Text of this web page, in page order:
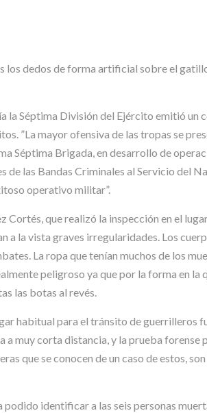
dedos de forma artificial sobre el
Séptima División del Ejército emitió un
”La mayor ofensiva de las tropas se
Séptima Brigada, en desarrollo de
las Bandas Criminales al Servicio del
operativo militar”.
que realizó la inspección en el
a la vista graves irregularidades. Los
La ropa que tenían muchos de los
peligroso ya que por la forma en la
las botas al revés.
habitual para el tránsito de guerrilleros
muy corta distancia, y la prueba forense
que se conocen de un caso de estos,
identificar a las seis personas